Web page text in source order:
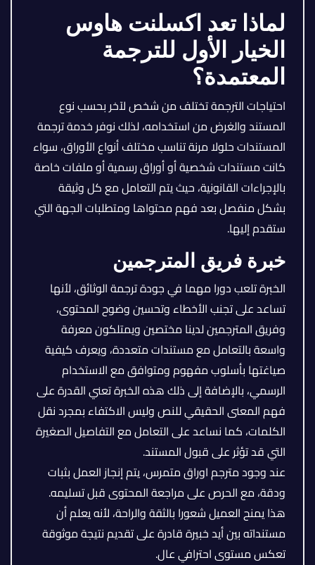
لماذا تعد اكسلنت هاوس
الخيار الأول للترجمة
المعتمدة؟
احتياجات الترجمة تختلف من شخص لآخر بحسب نوع
المستند والغرض من استخدامه، لذلك نوفر خدمة ترجمة
المستندات حلولا مرنة تناسب مختلف أنواع الأوراق، سواء
كانت مستندات شخصية أو أوراق رسمية أو ملفات خاصة
بالإجراءات القانونية، حيث يتم التعامل مع كل وثيقة
بشكل منفصل بعد فهم محتواها ومتطلبات الجهة التي
ستقدم إليها.
خبرة فريق المترجمين
الخبرة تلعب دورا مهما في جودة ترجمة الوثائق، لأنها
تساعد على تجنب الأخطاء وتحسين وضوح المحتوى،
وفريق المترجمين لدينا مختصين ويمتلكون معرفة
واسعة بالتعامل مع مستندات متعددة، ويعرف كيفية
صياغتها بأسلوب مفهوم ومتوافق مع الاستخدام
الرسمي، بالإضافة إلى ذلك هذه الخبرة تعني القدرة على
فهم المعنى الحقيقي للنص وليس الاكتفاء بمجرد نقل
الكلمات، كما نساعد على التعامل مع التفاصيل الصغيرة
التي قد تؤثر على قبول المستند.
عند وجود مترجم اوراق متمرس، يتم إنجاز العمل بثبات
ودقة، مع الحرص على مراجعة المحتوى قبل تسليمه.
هذا يمنح العميل شعورا بالثقة والراحة، لأنه يعلم أن
مستنداته بين أيد خبيرة قادرة على تقديم نتيجة موثوقة
تعكس مستوى احترافي عال.